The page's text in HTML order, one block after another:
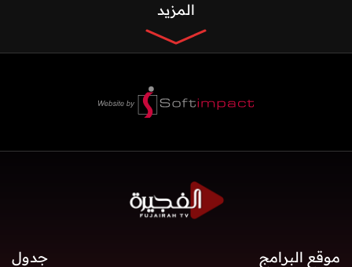
المزيد
موقع البرامج
جدول